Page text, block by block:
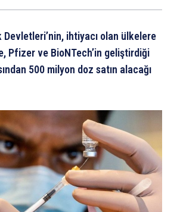
ihtiyacı olan ülkelere
Pfizer ve BioNTech’in geliştirdiği
500 milyon doz satın alacağı